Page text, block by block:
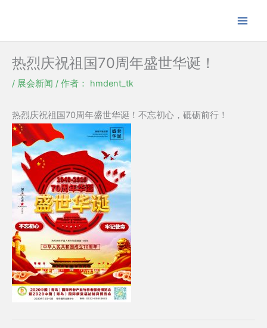
内
热烈庆祝祖国70周年盛世华诞！
/ 展会新闻 / 作者： hmdent_tk
热烈庆祝祖国70周年盛世华诞！不忘初心，砥砺前行！